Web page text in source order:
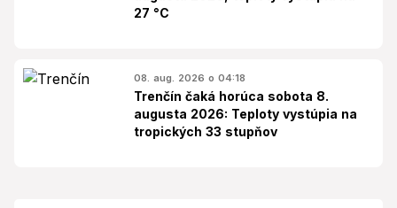
27 °C
08. aug. 2026 o 04:18
Trenčín čaká horúca sobota 8.
augusta 2026: Teploty vystúpia na
tropických 33 stupňov